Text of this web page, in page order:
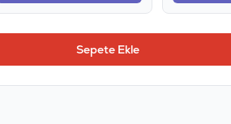
Sepete Ekle